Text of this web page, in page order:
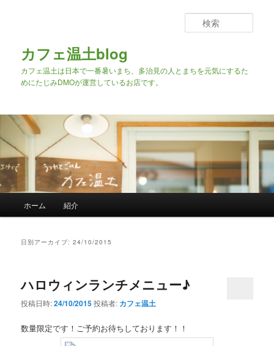
カフェ温土blog
カフェ温土は日本で一番暑いまち、多治見の人とまちを元気にするた
めにたじみDMOが運営しているお店です。
索
メインコンテンツへ移動
サブコンテンツへ移動
ホーム 紹介
日別アーカイブ:24/10/2015
ハロウィンランチメニュー♪
投稿日時:24/10/2015投稿者: カフェ温土
数量限定です！ご予約お待ちしております！！